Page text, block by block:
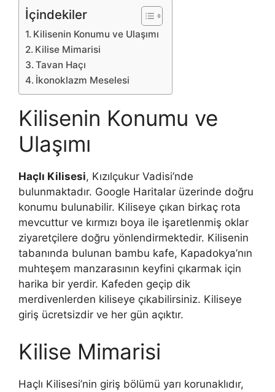
İçindekiler
Kilisenin Konumu ve Ulaşımı
Kilise Mimarisi
Tavan Haçı
İkonoklazm Meselesi
Kilisenin Konumu ve
Ulaşımı
Haçlı Kilisesi, Kızılçukur Vadisi’nde
bulunmaktadır. Google Haritalar üzerinde doğru
konumu bulunabilir. Kiliseye çıkan birkaç rota
mevcuttur ve kırmızı boya ile işaretlenmiş oklar
ziyaretçilere doğru yönlendirmektedir. Kilisenin
tabanında bulunan bambu kafe, Kapadokya’nın
muhteşem manzarasının keyfini çıkarmak için
harika bir yerdir. Kafeden geçip dik
merdivenlerden kiliseye çıkabilirsiniz. Kiliseye
giriş ücretsizdir ve her gün açıktır.
Kilise Mimarisi
Haçlı Kilisesi’nin giriş bölümü yarı korunaklıdır,